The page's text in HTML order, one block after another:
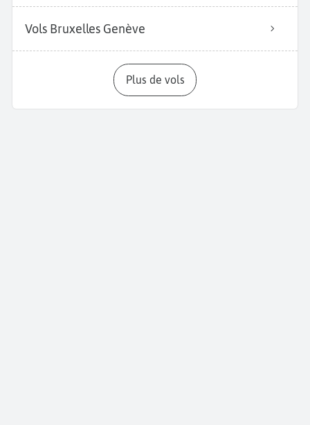
Vols Bruxelles Genève
Plus de vols